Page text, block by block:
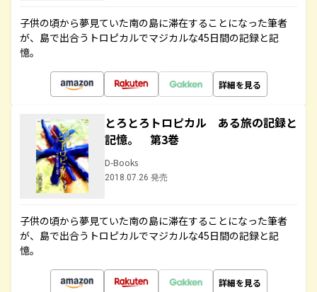
子供の頃から夢見ていた南の島に滞在することになった筆者
が、島で出合うトロピカルでマジカルな45日間の記録と記
憶。
詳細を見る
とろとろトロピカル ある旅の記録と
記憶。 第3巻
D-Books
2018.07.26 発売
子供の頃から夢見ていた南の島に滞在することになった筆者
が、島で出合うトロピカルでマジカルな45日間の記録と記
憶。
詳細を見る